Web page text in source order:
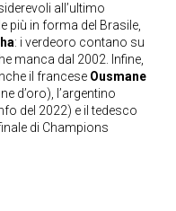
all’ultimo
più in forma del Brasile,
: i verdeoro contano su
manca dal 2002. Infine,
il francese Ousmane
d’oro), l’argentino
del 2022) e il tedesco
di Champions